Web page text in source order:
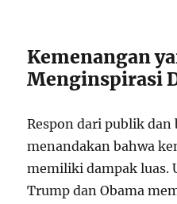
Kemenangan
Menginspirasi
Respon dari publik
menandakan bahwa
memiliki dampak luas.
Trump dan Obama